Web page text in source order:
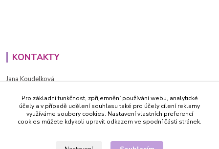
KONTAKTY
Jana Koudelková
PO - PÁ (8-16h)
info@decida.cz
Pro základní funkčnost, zpříjemnění používání webu, analytické
účely a v případě udělení souhlasu také pro účely cílení reklamy
využíváme soubory cookies. Nastavení vlastních preferencí
cookies můžete kdykoli upravit odkazem ve spodní části stránek.